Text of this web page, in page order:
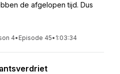
de afgelopen tijd. Dus
4• Episode 45• 1:03:34